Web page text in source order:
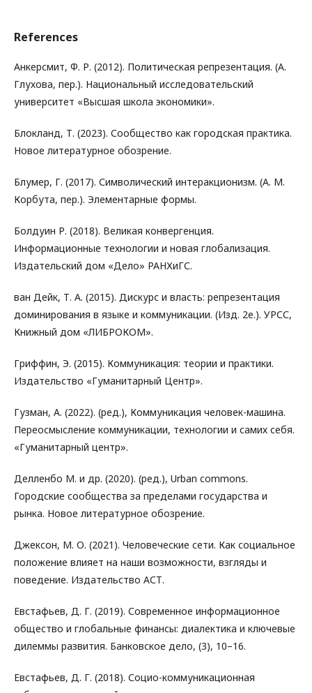
References
Анкерсмит, Ф. Р. (2012). Политическая репрезентация. (А.
Глухова, пер.). Национальный исследовательский
университет «Высшая школа экономики».
Блокланд, Т. (2023). Сообщество как городская практика.
Новое литературное обозрение.
Блумер, Г. (2017). Символический интеракционизм. (А. М.
Корбута, пер.). Элементарные формы.
Болдуин Р. (2018). Великая конвергенция.
Информационные технологии и новая глобализация.
Издательский дом «Дело» РАНХиГС.
ван Дейк, Т. А. (2015). Дискурс и власть: репрезентация
доминирования в языке и коммуникации. (Изд. 2е.). УРСС,
Книжный дом «ЛИБРОКОМ».
Гриффин, Э. (2015). Коммуникация: теории и практики.
Издательство «Гуманитарный Центр».
Гузман, А. (2022). (ред.), Коммуникация человек-машина.
Переосмысление коммуникации, технологии и самих себя.
«Гуманитарный центр».
Делленбо М. и др. (2020). (ред.), Urban commons.
Городские сообщества за пределами государства и
рынка. Новое литературное обозрение.
Джексон, М. О. (2021). Человеческие сети. Как социальное
положение влияет на наши возможности, взгляды и
поведение. Издательство АСТ.
Евстафьев, Д. Г. (2019). Современное информационное
общество и глобальные финансы: диалектика и ключевые
дилеммы развития. Банковское дело, (3), 10–16.
Евстафьев, Д. Г. (2018). Социо-коммуникационная